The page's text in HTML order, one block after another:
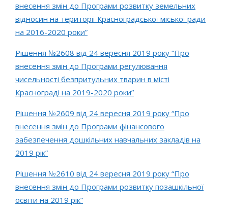
внесення змін до Програми розвитку земельних
відносин на території Красноградської міської ради
на 2016-2020 роки”
Рішення №2608 від 24 вересня 2019 року “Про
внесення змін до Програми регулювання
чисельності безпритульних тварин в місті
Краснограді на 2019-2020 роки”
Рішення №2609 від 24 вересня 2019 року “Про
внесення змін до Програми фінансового
забезпечення дошкільних навчальних закладів на
2019 рік”
Рішення №2610 від 24 вересня 2019 року “Про
внесення змін до Програми розвитку позашкільної
освіти на 2019 рік”